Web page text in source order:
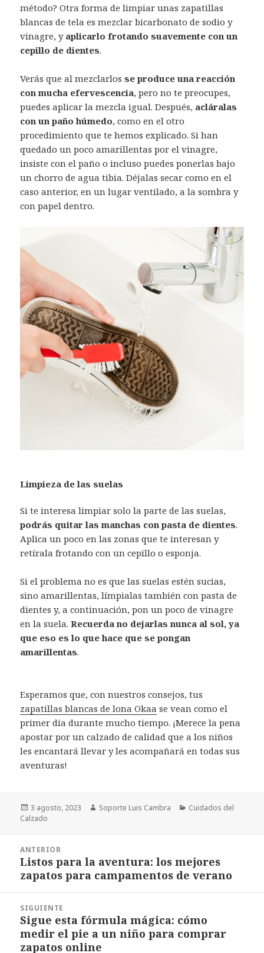
método? Otra forma de limpiar unas zapatillas
blancas de tela es mezclar bicarbonato de sodio y
vinagre, yaplicarlo frotando suavemente con un
cepillo de dientes.
Verás que al mezclarlosse produce una reacción
con mucha efervescencia, pero no te preocupes,
puedes aplicar la mezcla igual. Después, acláralas
con un paño húmedo, como en el otro
procedimiento que te hemos explicado. Si han
quedado un poco amarillentas por el vinagre,
insiste con el paño o incluso puedes ponerlas bajo
un chorro de agua tibia. Déjalas secar como en el
caso anterior, en un lugar ventilado, a la sombra y
con papel dentro.
Limpieza de las suelas
Si te interesa limpiar solo la parte de las suelas,
podrás quitar las manchas con pasta de dientes.
Aplica un poco en las zonas que te interesan y
retírala frotando con un cepillo o esponja.
Si el problema no es que las suelas estén sucias,
sino amarillentas, límpialas también con pasta de
dientes y, a continuación, pon un poco de vinagre
en la suela.Recuerda no dejarlas nunca al sol, ya
que eso es lo que hace que se pongan
amarillentas.
Esperamos que, con nuestros consejos, tus
zapatillas blancas de lona Okaa se vean como el
primer día durante mucho tiempo. ¡Merece la pena
apostar por un calzado de calidad que a los niños
les encantará llevar y les acompañará en todas sus
aventuras!
Publicado
el
3 agosto, 2023 Autor
Soporte Luis Cambra Categorías
Cuidados del
Calzado
entradas
ANTERIOR
Entrada
anterior:
Listos para la aventura: los mejores
zapatos para campamentos de verano
SIGUIENTE
Entrada
siguiente:
Sigue esta fórmula mágica: cómo
medir el pie a un niño para comprar
zapatos online